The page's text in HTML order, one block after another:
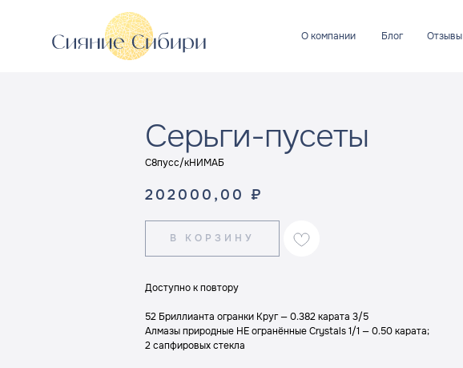
Отзывы
Блог
О компании
Серьги-пусеты
C8пусс/кНИМАБ
202000,00 ₽
В КОРЗИНУ
Доступно к повтору
52 Бриллианта огранки Круг — 0.382 карата 3/5
Алмазы природные НЕ огранённые Crystals 1/1 — 0.50 карата;
2 сапфировых стекла